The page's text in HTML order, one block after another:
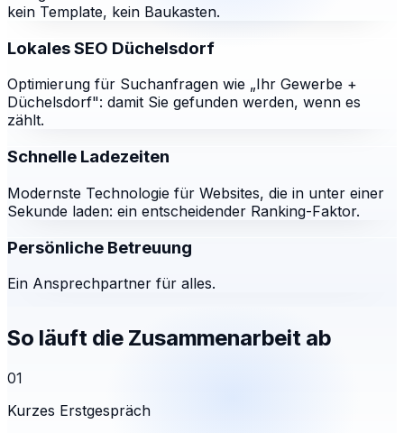
kein Template, kein Baukasten.
Lokales SEO Düchelsdorf
Optimierung für Suchanfragen wie „Ihr Gewerbe +
Düchelsdorf": damit Sie gefunden werden, wenn es
zählt.
Schnelle Ladezeiten
Modernste Technologie für Websites, die in unter einer
Sekunde laden: ein entscheidender Ranking-Faktor.
Persönliche Betreuung
Ein Ansprechpartner für alles.
So läuft die Zusammenarbeit ab
01
Kurzes Erstgespräch